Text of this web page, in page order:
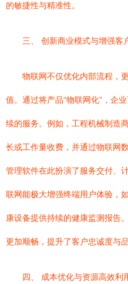
的敏捷性与精准性。
三、 创新商业模式与增强客
物联网不仅优化内部流程，
值。通过将产品“物联网化”，企
续的服务。例如，工程机械制造
长或工作量收费，并通过物联网
管理软件在此扮演了服务交付、
联网能极大增强终端用户体验，
康设备提供持续的健康监测报告
更加顺畅，提升了客户忠诚度与品
四、 成本优化与资源高效利